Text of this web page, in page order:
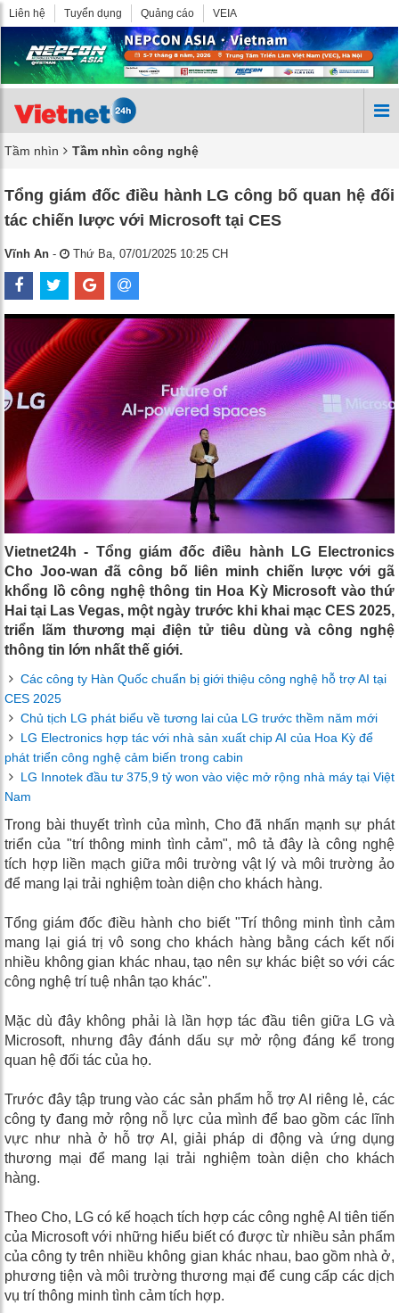
Liên hệ Tuyển dụng Quảng cáo VEIA
Tầm nhìn Tầm nhìn công nghệ
Tổng giám đốc điều hành LG công bố quan hệ đối
tác chiến lược với Microsoft tại CES
Vĩnh An - Thứ Ba, 07/01/2025 10:25 CH
Vietnet24h - Tổng giám đốc điều hành LG Electronics
Cho Joo-wan đã công bố liên minh chiến lược với gã
khổng lồ công nghệ thông tin Hoa Kỳ Microsoft vào thứ
Hai tại Las Vegas, một ngày trước khi khai mạc CES 2025,
triển lãm thương mại điện tử tiêu dùng và công nghệ
thông tin lớn nhất thế giới.
Các công ty Hàn Quốc chuẩn bị giới thiệu công nghệ hỗ trợ AI tại
CES 2025
Chủ tịch LG phát biểu về tương lai của LG trước thềm năm mới
LG Electronics hợp tác với nhà sản xuất chip AI của Hoa Kỳ để
phát triển công nghệ cảm biến trong cabin
LG Innotek đầu tư 375,9 tỷ won vào việc mở rộng nhà máy tại Việt
Nam
Trong bài thuyết trình của mình, Cho đã nhấn mạnh sự phát
triển của "trí thông minh tình cảm", mô tả đây là công nghệ
tích hợp liền mạch giữa môi trường vật lý và môi trường ảo
để mang lại trải nghiệm toàn diện cho khách hàng.
Tổng giám đốc điều hành cho biết "Trí thông minh tình cảm
mang lại giá trị vô song cho khách hàng bằng cách kết nối
nhiều không gian khác nhau, tạo nên sự khác biệt so với các
công nghệ trí tuệ nhân tạo khác".
Mặc dù đây không phải là lần hợp tác đầu tiên giữa LG và
Microsoft, nhưng đây đánh dấu sự mở rộng đáng kể trong
quan hệ đối tác của họ.
Trước đây tập trung vào các sản phẩm hỗ trợ AI riêng lẻ, các
công ty đang mở rộng nỗ lực của mình để bao gồm các lĩnh
vực như nhà ở hỗ trợ AI, giải pháp di động và ứng dụng
thương mại để mang lại trải nghiệm toàn diện cho khách
hàng.
Theo Cho, LG có kế hoạch tích hợp các công nghệ AI tiên tiến
của Microsoft với những hiểu biết có được từ nhiều sản phẩm
của công ty trên nhiều không gian khác nhau, bao gồm nhà ở,
phương tiện và môi trường thương mại để cung cấp các dịch
vụ trí thông minh tình cảm tích hợp.